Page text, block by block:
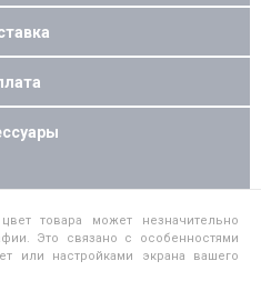
товара может незначительно
Это связано с особенностями
или настройками экрана вашего